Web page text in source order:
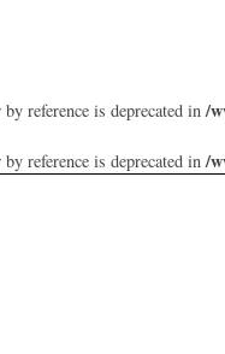
reference is deprecated in/
reference is deprecated in/